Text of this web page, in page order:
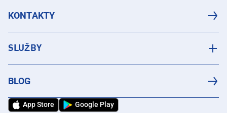
KONTAKTY
SLUŽBY
BLOG
App Store Google Play